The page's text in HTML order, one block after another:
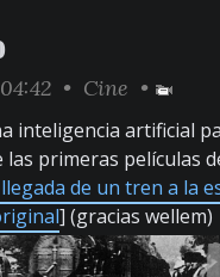
• Cine •
inteligencia artificial
las primeras películas
de un tren a la
] (gracias wellem)